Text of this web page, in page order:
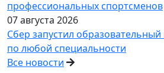
профессиональных спортсменов
07 августа 2026
Сбер запустил
по любой специальности
Все новости